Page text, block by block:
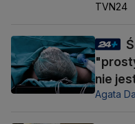
TVN24
nie
Agata